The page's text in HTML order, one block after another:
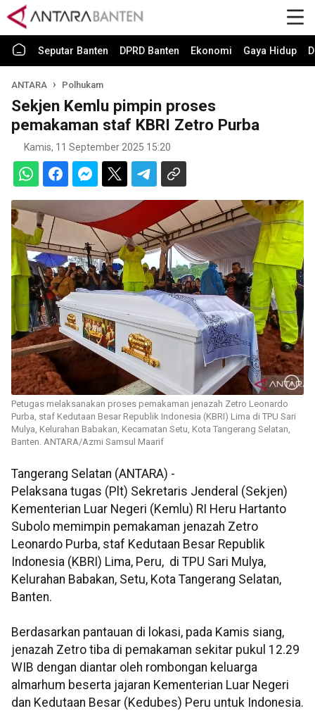
Seputar Banten DPRD Banten Ekonomi Gaya Hidup
ANTARA Polhukam
Sekjen Kemlu pimpin proses
pemakaman staf KBRI Zetro Purba
Kamis, 11 September 2025 15:20
Petugas melaksanakan proses pemakaman jenazah Zetro Leonardo
Purba, staf Kedutaan Besar Republik Indonesia (KBRI) Lima di TPU Sari
Mulya, Kelurahan Babakan, Kecamatan Setu, Kota Tangerang Selatan,
Banten. ANTARA/Azmi Samsul Maarif
Tangerang Selatan (ANTARA) -
Pelaksana tugas (Plt) Sekretaris Jenderal (Sekjen)
Kementerian Luar Negeri (Kemlu) RI Heru Hartanto
Subolo memimpin pemakaman jenazah Zetro
Leonardo Purba, staf Kedutaan Besar Republik
Indonesia (KBRI) Lima, Peru, di TPU Sari Mulya,
Kelurahan Babakan, Setu, Kota Tangerang Selatan,
Banten.
Berdasarkan pantauan di lokasi, pada Kamis siang,
jenazah Zetro tiba di pemakaman sekitar pukul 12.29
WIB dengan diantar oleh rombongan keluarga
almarhum beserta jajaran Kementerian Luar Negeri
dan Kedutaan Besar (Kedubes) Peru untuk Indonesia.